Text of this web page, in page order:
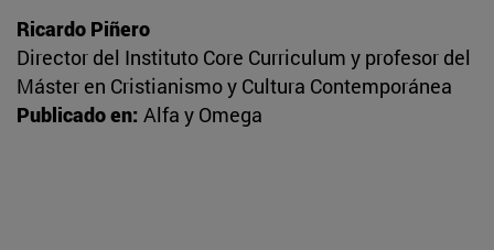
Ricardo Piñero
Director del Instituto Core Curriculum y profesor del
Máster en Cristianismo y Cultura Contemporánea
Publicado en: Alfa y Omega